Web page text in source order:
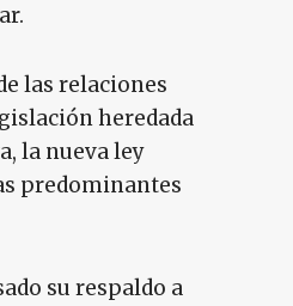
las relaciones
heredada
la nueva ley
predominantes
su respaldo a